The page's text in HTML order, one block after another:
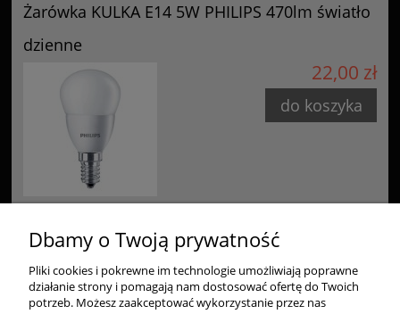
Żarówka KULKA E14 5W PHILIPS 470lm światło
dzienne
22,00 zł
do koszyka
Zakupy
Dbamy o Twoją prywatność
Pliki cookies i pokrewne im technologie umożliwiają poprawne
działanie strony i pomagają nam dostosować ofertę do Twoich
potrzeb. Możesz zaakceptować wykorzystanie przez nas